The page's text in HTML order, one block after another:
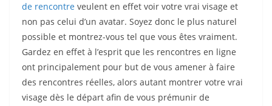
de rencontre veulent en effet voir votre vrai visage et
non pas celui d’un avatar. Soyez donc le plus naturel
possible et montrez-vous tel que vous êtes vraiment.
Gardez en effet à l’esprit que les rencontres en ligne
ont principalement pour but de vous amener à faire
des rencontres réelles, alors autant montrer votre vrai
visage dès le départ afin de vous prémunir de